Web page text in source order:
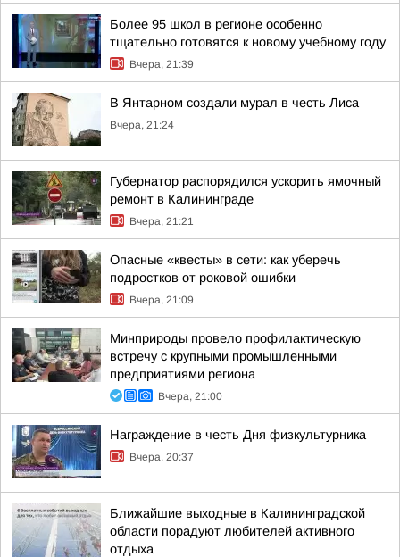
Более 95 школ в регионе особенно
тщательно готовятся к новому учебному году
Вчера, 21:39
В Янтарном создали мурал в честь Лиса
Вчера, 21:24
Губернатор распорядился ускорить ямочный
ремонт в Калининграде
Вчера, 21:21
Опасные «квесты» в сети: как уберечь
подростков от роковой ошибки
Вчера, 21:09
Минприроды провело профилактическую
встречу с крупными промышленными
предприятиями региона
Вчера, 21:00
Награждение в честь Дня физкультурника
Вчера, 20:37
Ближайшие выходные в Калининградской
области порадуют любителей активного
отдыха